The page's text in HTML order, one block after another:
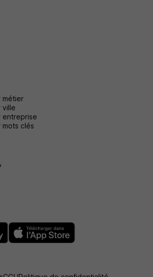
métier
ville
entreprise
clés